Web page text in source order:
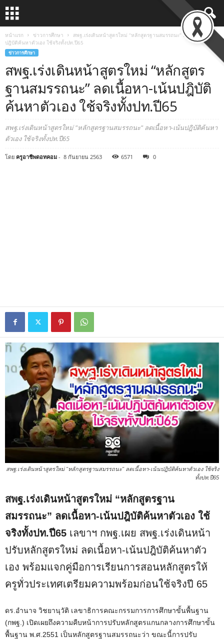
หน้าแรก ข่าวการศึกษา
สพฐ.เร่งเดินหน้าสูตรใหม่ “หลักสูตรฐานสมรรถนะ” ลดเนื้อหา-เน้น
ปฎิบัติค้นหาตัวเอง ใช้จริงทั้งปท.ปี65
ข่าวการศึกษา
สพฐ.เร่งเดินหน้าสูตรใหม่ “หลักสูตร
ฐานสมรรถนะ” ลดเนื้อหา-เน้นปฎิบัติ
ค้นหาตัวเอง ใช้จริงทั้งปท.ปี65
สพฐ.เร่งเดินหน้าสูตรใหม่ "หลักสูตรฐานสมรรถนะ" ลดเนื้อหา-เน้นปฎิบัติค้นหา
ตัวเอง ใช้จริงทั้งปท.ปี65
โดย ครูอาชีพดอทคอม - 8 กันยายน 2563 6571 0
สพฐ.เร่งเดินหน้าสูตรใหม่ "หลักสูตรฐานสมรรถนะ" ลดเนื้อหา-เน้นปฎิบัติค้นหาตัวเอง ใช้จริง
ทั้งปท.ปี65
สพฐ.เร่งเดินหน้าสูตรใหม่ “หลักสูตรฐาน
สมรรถนะ” ลดเนื้อหา-เน้นปฎิบัติค้นหาตัวเอง ใช้
จริงทั้งปท.ปี65 เลขาฯ กพฐ.เผย สพฐ.เร่งเดินหน้า
ปรับหลักสูตรใหม่ ลดเนื้อหา-เน้นปฎิบัติค้นหาตัว
เอง พร้อมแจกคู่มือการเรียนการสอนหลักสูตรให้
ครูทั่วประเทศเตรียมความพร้อมก่อนใช้จริงปี 65
ดร.อำนาจ วิชยานุวัติ เลขาธิการคณะกรรมการการศึกษาขั้นพื้นฐาน
(กพฐ.) เปิดเผยถึงความคืบหน้าการปรับหลักสูตรแกนกลางการศึกษาขั้น
พื้นฐาน พ.ศ.2551 เป็นหลักสูตรฐานสมรรถนะว่า ขณะนี้การปรับ